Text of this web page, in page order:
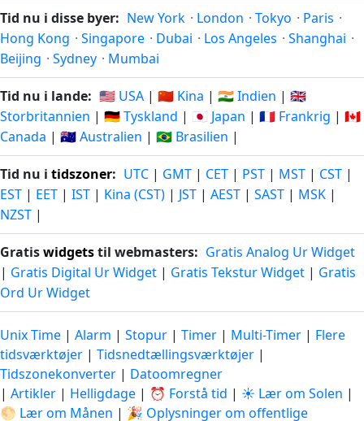
Tid nu i disse byer: New York · London · Tokyo · Paris ·
Hong Kong · Singapore · Dubai · Los Angeles · Shanghai ·
Beijing · Sydney · Mumbai
Tid nu i lande: 🇺🇸 USA | 🇨🇳 Kina | 🇮🇳 Indien | 🇬🇧
Storbritannien | 🇩🇪 Tyskland | 🇯🇵 Japan | 🇫🇷 Frankrig | 🇨🇦
Canada | 🇦🇺 Australien | 🇧🇷 Brasilien |
Tid nu i tidszoner: UTC | GMT | CET | PST | MST | CST |
EST | EET | IST | Kina (CST) | JST | AEST | SAST | MSK |
NZST |
Gratiswidgetstil webmasters: Gratis Analog Ur Widget
| Gratis Digital Ur Widget | Gratis Tekstur Widget | Gratis
Ord Ur Widget
Unix Time | Alarm | Stopur | Timer | Multi-Timer | Flere
tidsværktøjer | Tidsnedtællingsværktøjer |
Tidszonekonverter | Datoomregner
| Artikler | Helligdage | ⏰ Forstå tid | ☀️ Lær om Solen |
🌕 Lær om Månen | 🎉 Oplysninger om offentlige